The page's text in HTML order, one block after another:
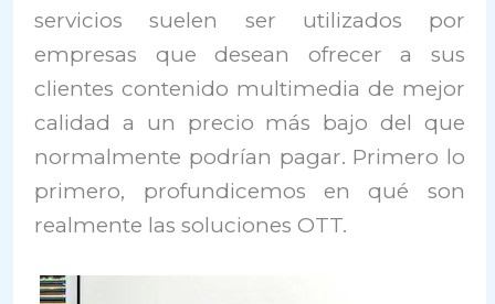
servicios suelen ser utilizados por
empresas que desean ofrecer a sus
clientes contenido multimedia de mejor
calidad a un precio más bajo del que
normalmente podrían pagar. Primero lo
primero, profundicemos en qué son
realmente las soluciones OTT.